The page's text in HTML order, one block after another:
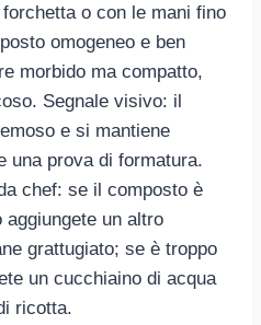
o con le mani fino
omogeneo e ben
morbido ma compatto,
Segnale visivo: il
e si mantiene
una prova di formatura.
chef: se il composto è
aggiungete un altro
grattugiato; se è troppo
un cucchiaino di acqua
ricotta.